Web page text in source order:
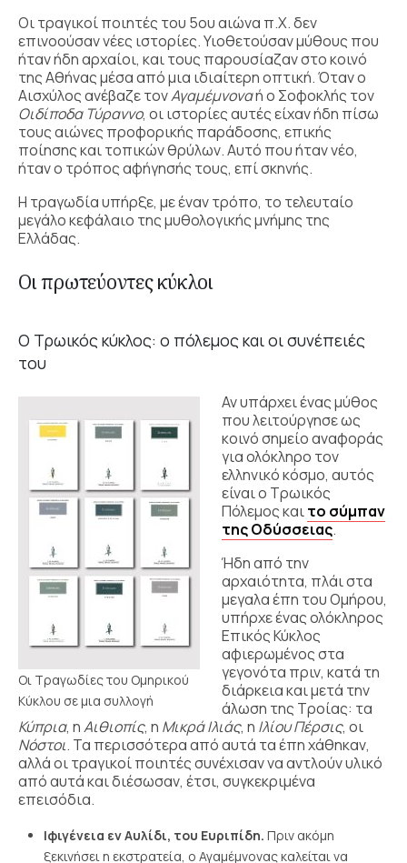
Οι τραγικοί ποιητές του 5ου αιώνα π.Χ. δεν
επινοούσαν νέες ιστορίες. Υιοθετούσαν μύθους που
ήταν ήδη αρχαίοι, και τους παρουσίαζαν στο κοινό
της Αθήνας μέσα από μια ιδιαίτερη οπτική. Όταν ο
Αισχύλος ανέβαζε τονΑγαμέμνοναή ο Σοφοκλής τον
Οιδίποδα Τύραννο, οι ιστορίες αυτές είχαν ήδη πίσω
τους αιώνες προφορικής παράδοσης, επικής
ποίησης και τοπικών θρύλων. Αυτό που ήταν νέο,
ήταν ο τρόπος αφήγησής τους, επί σκηνής.
Η τραγωδία υπήρξε, με έναν τρόπο, το τελευταίο
μεγάλο κεφάλαιο της μυθολογικής μνήμης της
Ελλάδας.
Οι πρωτεύοντες κύκλοι
Ο Τρωικός κύκλος: ο πόλεμος και οι συνέπειές
του
Οι Τραγωδίες του Ομηρικού
Κύκλου σε μια συλλογή
Αν υπάρχει ένας μύθος
που λειτούργησε ως
κοινό σημείο αναφοράς
για ολόκληρο τον
ελληνικό κόσμο, αυτός
είναι ο Τρωικός
Πόλεμος καιτο σύμπαν
της Οδύσσειας.
Ήδη από την
αρχαιότητα, πλάι στα
μεγαλα έπη του Ομήρου,
υπήρχε ένας ολόκληρος
Επικός Κύκλος
αφιερωμένος στα
γεγονότα πριν, κατά τη
διάρκεια και μετά την
άλωση της Τροίας: τα
Κύπρια, ηΑιθιοπίς, η Μικρά Ιλιάς, η Ιλίου Πέρσις, οι
Νόστοι. Τα περισσότερα από αυτά τα έπη χάθηκαν,
αλλά οι τραγικοί ποιητές συνέχισαν να αντλούν υλικό
από αυτά και διέσωσαν, έτσι, συγκεκριμένα
επεισόδια.
Ιφιγένεια εν Αυλίδι, του Ευριπίδη. Πριν ακόμη
ξεκινήσει η εκστρατεία, ο Αγαμέμνονας καλείται να